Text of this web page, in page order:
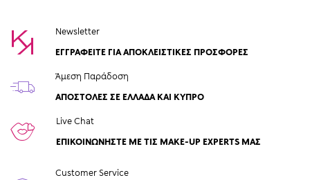
Newsletter
ΕΓΓΡΑΦΕΙΤΕ ΓΙΑ ΑΠΟΚΛΕΙΣΤΙΚΕΣ ΠΡΟΣΦΟΡΕΣ
Άμεση Παράδοση
ΑΠΟΣΤΟΛΈΣ ΣΕ ΕΛΛΆΔΑ ΚΑΙ ΚΎΠΡΟ
Live Chat
ΕΠΙΚΟΙΝΩΝΉΣΤΕ ΜΕ ΤΙΣ MAKE-UP EXPERTS ΜΑΣ
Customer Service